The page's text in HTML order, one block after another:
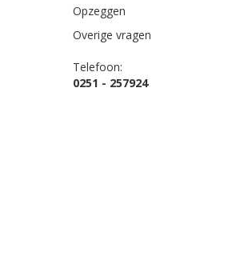
Opzeggen
Overige vragen
Telefoon:
0251 - 257924